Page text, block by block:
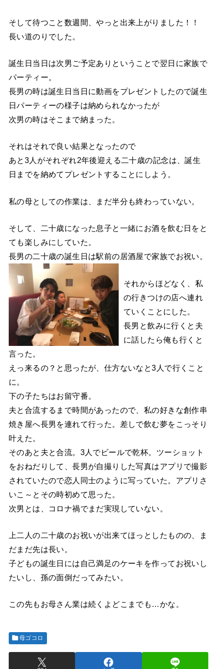
そして待つこと数週間、やっと出来上がりました！！
長い道のりでした。
誕生日当日は次男ご予定ありということで翌日に家族で
パーティー。
長男の時は誕生日当日に動画をプレゼントしたので誕生
日パーティーの様子は納められなかったが
次男の時はそこまで納まった。
それはそれで良い結果となったので
あと3人がそれぞれ2年後迎える二十歳の記念は、誕生
日までを納めてプレゼントすることにしよう。
私の母としての作業は、まだ半分も終わっていない。
そして、二十歳になった息子と一緒にお酒を飲む日をと
ても楽しみにしていた。
長男の二十歳の誕生日は駅前の居酒屋で家族でお祝い。
それからほどなく、私
の行きつけの店へ連れ
ていくことにした。
長男と飲みに行くと夫
に話したら俺も行くと
言った。
えっ来るの？と思ったが、仕方ないなと3人で行くこと
に。
下の子たちはお留守番。
夫と合流するまで時間があったので、私の好きな創作串
焼き屋へ長男を連れて行った。差しで飲む夢をこっそり
叶えた。
そのあと夫と合流。3人でビールで乾杯。ツーショット
をおねだりして、長男が自撮りした写真はアプリで撮影
されていたので恋人同士のように写っていた。アプリさ
いこ～とその時初めて思った。
次男とは、コロナ禍でまだ実現していない。
上二人の二十歳のお祝いが出来てほっとしたものの、ま
だまだ先は長い。
子どもの誕生日には自己満足のケーキを作ってお祝いし
たいし、孫の面倒だってみたい。
この先もお母さん業は続くよどこまでも…かな。
母ゴコロ